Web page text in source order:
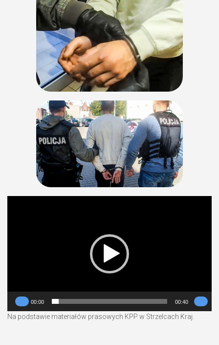
00:00 00:40
Na podstawie materiałów prasowych KPP w Strzelcach Kraj.